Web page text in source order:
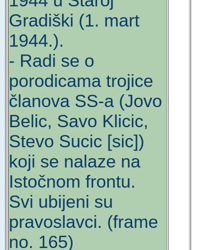
Gradiški (1. mart
1944.).
- Radi se o
porodicama trojice
članova SS-a (Jovo
Belic, Savo Klicic,
Stevo Sucic [sic])
koji se nalaze na
Istočnom frontu.
Svi ubijeni su
pravoslavci. (frame
no. 165)